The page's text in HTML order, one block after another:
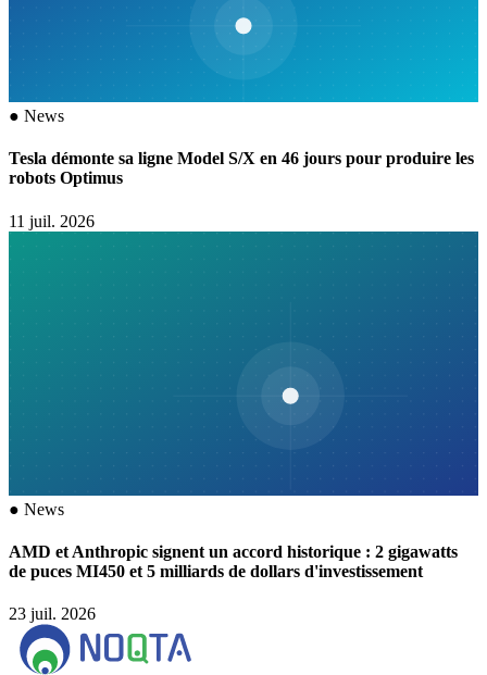
● News
Tesla démonte sa ligne Model S/X en 46 jours pour produire les
robots Optimus
11 juil. 2026
● News
AMD et Anthropic signent un accord historique : 2 gigawatts
de puces MI450 et 5 milliards de dollars d'investissement
23 juil. 2026